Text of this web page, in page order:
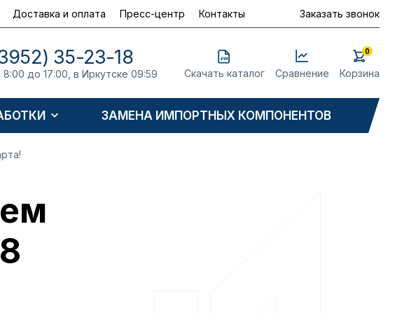
Доставка и оплата Пресс-центр Контакты Заказать звонок
35-23-18
8:00 до 17:00, в Иркутске 09:59 Скачать каталог Сравнение Корзина
0
ЗАМЕНА ИМПОРТНЫХ КОМПОНЕНТОВ